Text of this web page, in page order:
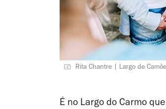
Rita Chantre | Largo de
É no Largo do Carmo